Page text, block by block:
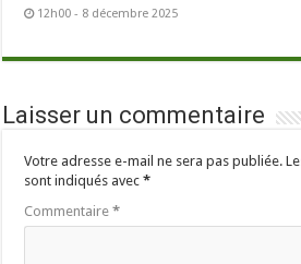
12h00 - 8 décembre 2025
Laisser un commentaire
Votre adresse e-mail ne sera pas publiée.
sont indiqués avec*
Commentaire*